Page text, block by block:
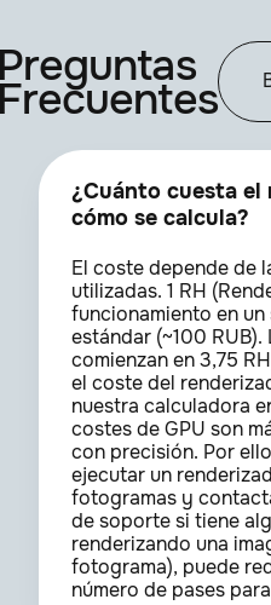
¿Cuánto cuesta el
cómo se calcula?
El coste depende de
utilizadas. 1 RH
funcionamiento en un
estándar (~100 RUB).
comienzan en 3,75
el coste del
nuestra calculadora
costes de GPU son
con precisión. Por
ejecutar un
fotogramas y
de soporte si tiene
renderizando una
fotograma), puede
número de pases